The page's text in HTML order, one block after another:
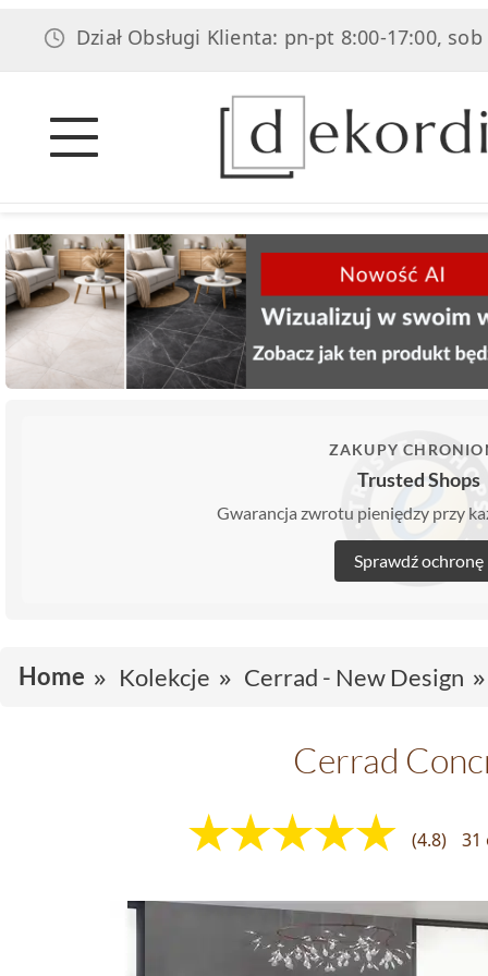
Obsługi Klienta: pn-pt 8:00-17:00, sob 8:00-
ZAKUPY
Trusted Shops
Gwarancja zwrotu pieniędzy przy
Sprawdź ochronę
Home Kolekcje Cerrad - New Design
Cerrad
(4.8) 31